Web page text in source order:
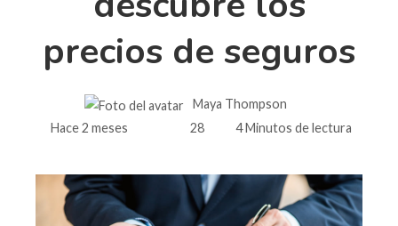
precios de seguros
Maya Thompson
Hace 2 meses
28 4 Minutos de lectura